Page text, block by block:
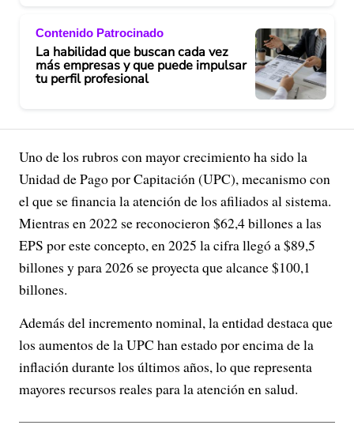
Contenido Patrocinado
La habilidad que buscan cada vez
más empresas y que puede impulsar
tu perfil profesional
Uno de los rubros con mayor crecimiento ha sido la
Unidad de Pago por Capitación (UPC), mecanismo con
el que se financia la atención de los afiliados al sistema.
Mientras en 2022 se reconocieron $62,4 billones a las
EPS por este concepto, en 2025 la cifra llegó a $89,5
billones y para 2026 se proyecta que alcance $100,1
billones.
Además del incremento nominal, la entidad destaca que
los aumentos de la UPC han estado por encima de la
inflación durante los últimos años, lo que representa
mayores recursos reales para la atención en salud.